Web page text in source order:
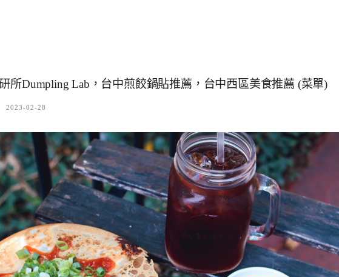
所Dumpling Lab，台中煎餃鍋貼推薦，台中西區美食推薦 (菜單)
2023-02-28